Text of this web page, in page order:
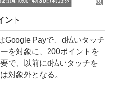
ント
Payで、d払いタッチ
を対象に、200ポイントを
で、以前にd払いタッチを
対象外となる。